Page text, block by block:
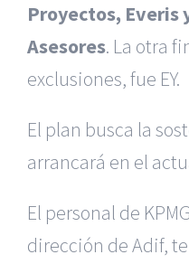
Proyectos, Everis
Asesores. La otra
exclusiones, fue EY.
El plan busca la
arrancará en el
El personal de
dirección de Adif,